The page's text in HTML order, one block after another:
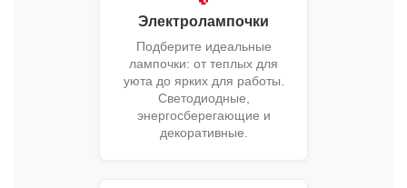
Электролампочки
Подберите идеальные
лампочки: от теплых для
уюта до ярких для работы.
Светодиодные,
энергосберегающие и
декоративные.